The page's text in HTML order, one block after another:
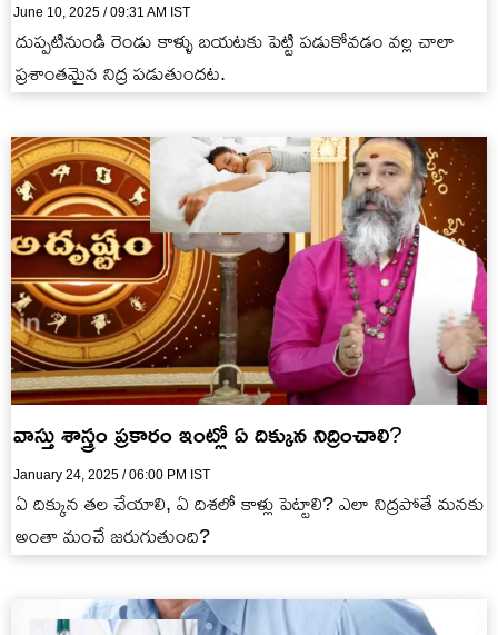
June 10, 2025 / 09:31 AM IST
దుప్పటినుండి రెండు కాళ్ళు బయటకు పెట్టి పడుకోవడం వల్ల చాలా
ప్రశాంతమైన నిద్ర పడుతుందట.
వాస్తు శాస్త్రం ప్రకారం ఇంట్లో ఏ దిక్కున నిద్రించాలి?
January 24, 2025 / 06:00 PM IST
ఏ దిక్కున తల చేయాలి, ఏ దిశలో కాళ్లు పెట్టాలి? ఎలా నిద్రపోతే మనకు
అంతా మంచే జరుగుతుంది?